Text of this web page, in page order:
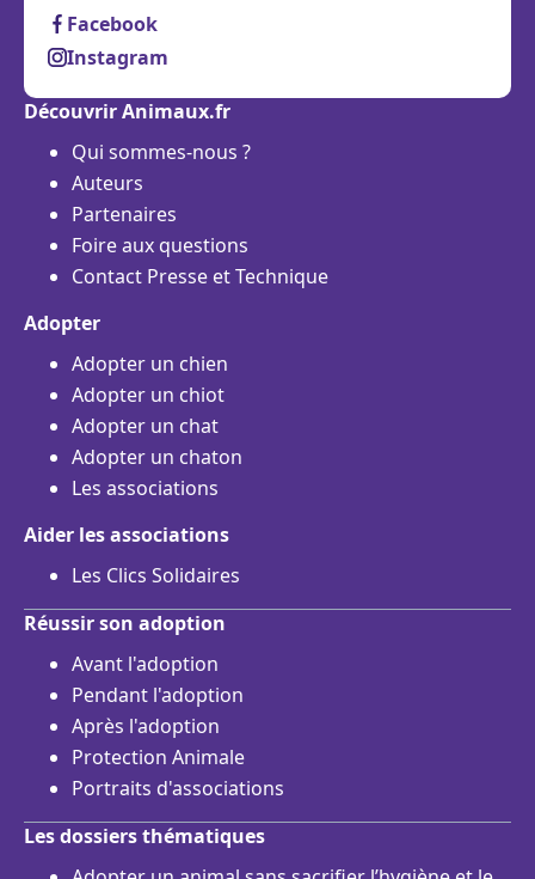
Facebook
Instagram
Découvrir Animaux.fr
Qui sommes-nous ?
Auteurs
Partenaires
Foire aux questions
Contact Presse et Technique
Adopter
Adopter un chien
Adopter un chiot
Adopter un chat
Adopter un chaton
Les associations
Aider les associations
Les Clics Solidaires
Réussir son adoption
Avant l'adoption
Pendant l'adoption
Après l'adoption
Protection Animale
Portraits d'associations
Les dossiers thématiques